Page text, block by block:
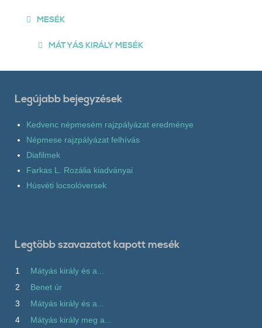
MESÉK
MÁTYÁS KIRÁLY MESÉK
Legújabb bejegyzések
Kedvenc népmesém rajzpályázat eredménye
Népmese rajzpályázat felhívás
Diafilmek
Farkas L. Rozália kiadványai
Húsvéti locsolóversek
Legtöbb szavazatot kapott mesék
1
Mátyás király és a...
2
Benet úr
3
Mátyás király és a...
4
Mátyás király meg a...